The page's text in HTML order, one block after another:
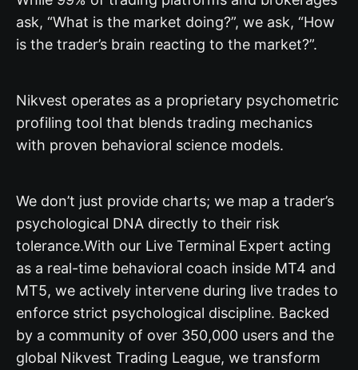
ask, “What is the market doing?”, we ask, “How
is the trader’s brain reacting to the market?”.
Nikvest operates as a proprietary psychometric
profiling tool that blends trading mechanics
with proven behavioral science models.
We don’t just provide charts; we map a trader’s
psychological DNA directly to their risk
tolerance.With our Live Terminal Expert acting
as a real-time behavioral coach inside MT4 and
MT5, we actively intervene during live trades to
enforce strict psychological discipline. Backed
by a community of over 350,000 users and the
global Nikvest Trading League, we transform